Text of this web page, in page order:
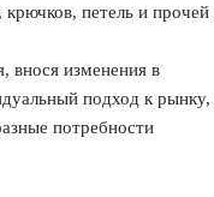
крючков, петель и прочей
внося изменения в
подход к рынку,
потребности